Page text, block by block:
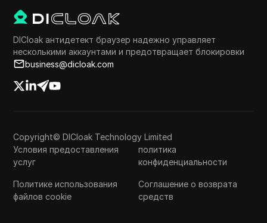
DICloak антидетект браузер надежно управляет
несколькими аккаунтами и предотвращает блокировки
business@dicloak.com
Copyright© DICloak Technology Limited
Условия предоставления
услуг
политика
конфиденциальности
Политике использования
файлов cookie
Соглашение о возврата
средств